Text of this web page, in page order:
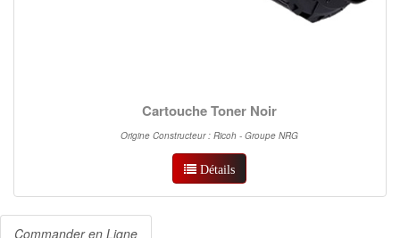
Cartouche Toner Noir
Origine Constructeur : Ricoh - Groupe NRG
Détails
Commander en Ligne